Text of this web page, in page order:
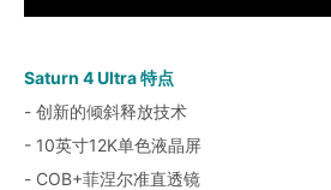
Saturn 4 Ultra 特点
- 创新的倾斜释放技术
- 10英寸12K单色液晶屏
- COB+菲涅尔准直透镜